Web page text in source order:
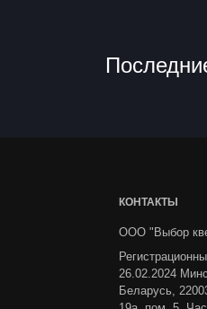
КОНТАКТЫ
ООО "Выбор
26.02.2024
Беларусь,